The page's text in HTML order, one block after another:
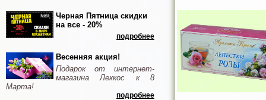
Черная Пятница скидки
на все - 20%
подробнее
Весенняя акция!
Подарок от интернет-
магазина Леккос к 8
Марта!
подробнее